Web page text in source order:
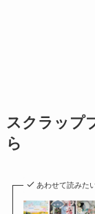
スクラップ
ら
あわせて読みた